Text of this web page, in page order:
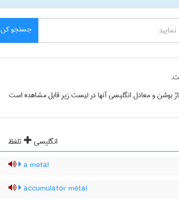
جستجو کن
بوشنو معادل انگلیسی آنها در لیست زیر قابل مشاهده است
انگلیسی
تلفظ
a metal
accumulator metal